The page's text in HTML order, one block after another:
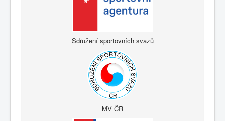
Sdružení sportovních svazů
MV ČR